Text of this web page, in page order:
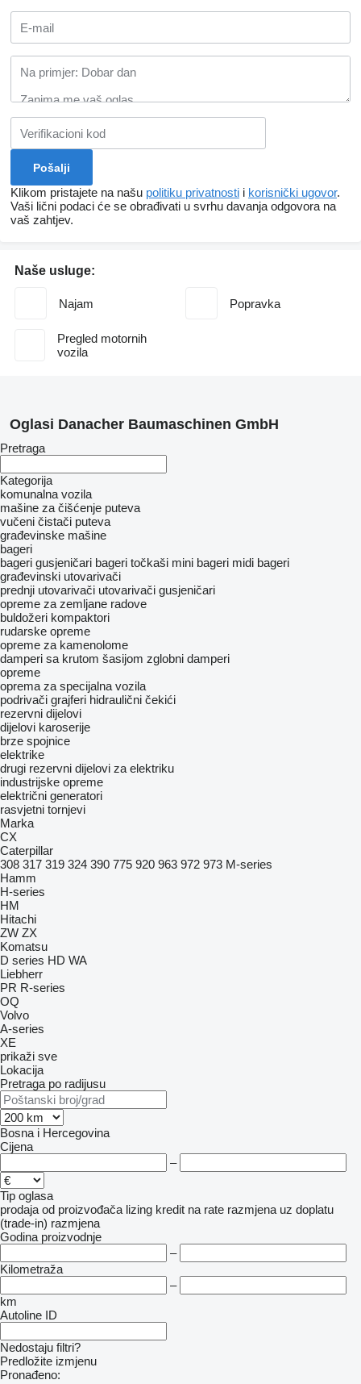
Naše usluge:
Najam Popravka
Pregled motornih
vozila
Klikom pristajete na našu politiku privatnosti i korisnički ugovor.
Vaši lični podaci će se obrađivati ​​u svrhu davanja odgovora na
vaš zahtjev.
Oglasi Danacher Baumaschinen GmbH
Pretraga
Kategorija
komunalna vozila
mašine za čišćenje puteva
vučeni čistači puteva​
građevinske mašine
bageri
bageri gusjeničari bageri točkaši mini bageri midi bageri
građevinski utovarivači
prednji utovarivači utovarivači gusjeničari
opreme za zemljane radove
buldožeri kompaktori
rudarske opreme
opreme za kamenolome
damperi sa krutom šasijom zglobni damperi
opreme
oprema za specijalna vozila
podrivači grajferi hidraulični čekići
rezervni dijelovi
dijelovi karoserije
brze spojnice
elektrike
drugi rezervni dijelovi za elektriku
industrijske opreme
električni generatori
rasvjetni tornjevi
Marka
CX
Caterpillar
308 317 319 324 390 775 920 963 972 973 M-series
Hamm
H-series
HM
Hitachi
ZW ZX
Komatsu
D series HD WA
Liebherr
PR R-series
OQ
Volvo
A-series
XE
prikaži sve
Lokacija
Pretraga po radijusu
Bosna i Hercegovina
Cijena
–
Tip oglasa
prodaja od proizvođača lizing kredit na rate razmjena uz doplatu
(trade-in) razmjena
Godina proizvodnje
–
Kilometraža
–
km
Autoline ID
Nedostaju filtri?
Predložite izmjenu
Pronađeno: